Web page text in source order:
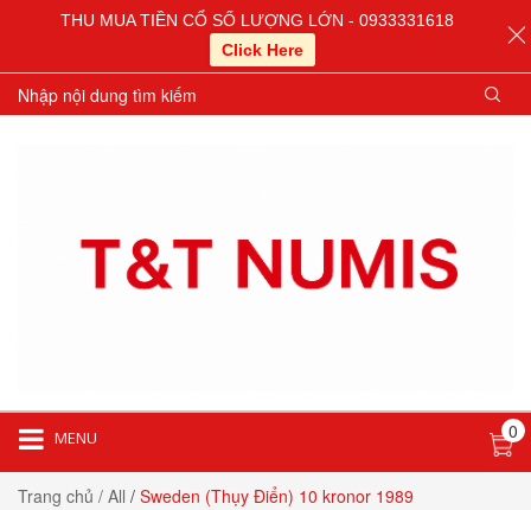
MENU 0
Trang chủ / All / Sweden (Thụy Điển) 10 kronor 1989
THU MUA TIỀN CỔ SỐ LƯỢNG LỚN - 0933331618
Click Here